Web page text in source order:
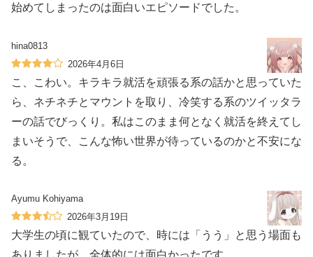
始めてしまったのは面白いエピソードでした。
hina0813
2026年4月6日
こ、こわい。キラキラ就活を頑張る系の話かと思っていた
ら、ネチネチとマウントを取り、冷笑する系のツイッタラ
ーの話でびっくり。私はこのまま何となく就活を終えてし
まいそうで、こんな怖い世界が待っているのかと不安にな
る。
Ayumu Kohiyama
2026年3月19日
大学生の頃に観ていたので、時には「うう」と思う場面も